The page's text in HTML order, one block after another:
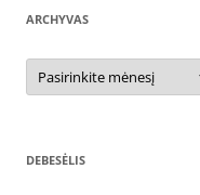
ARCHYVAS
Archyvas
DEBESĖLIS